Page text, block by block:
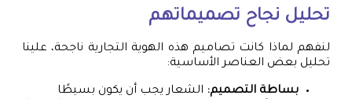
تحليل نجاح تصميماتهم
لنفهم لماذا كانت تصاميم هذه الهوية التجارية ناجحة، علينا
تحليل بعض العناصر الأساسية:
بساطة التصميم: الشعار يجب أن يكون بسيطًا